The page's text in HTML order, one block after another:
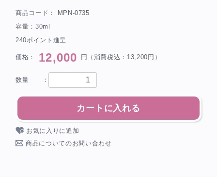
商品コード： MPN-0735
容量：30ml
240ポイント進呈
価格： 12,000 円（消費税込：13,200円）
数量 ：
カートに入れる
お気に入りに追加
商品についてのお問い合わせ